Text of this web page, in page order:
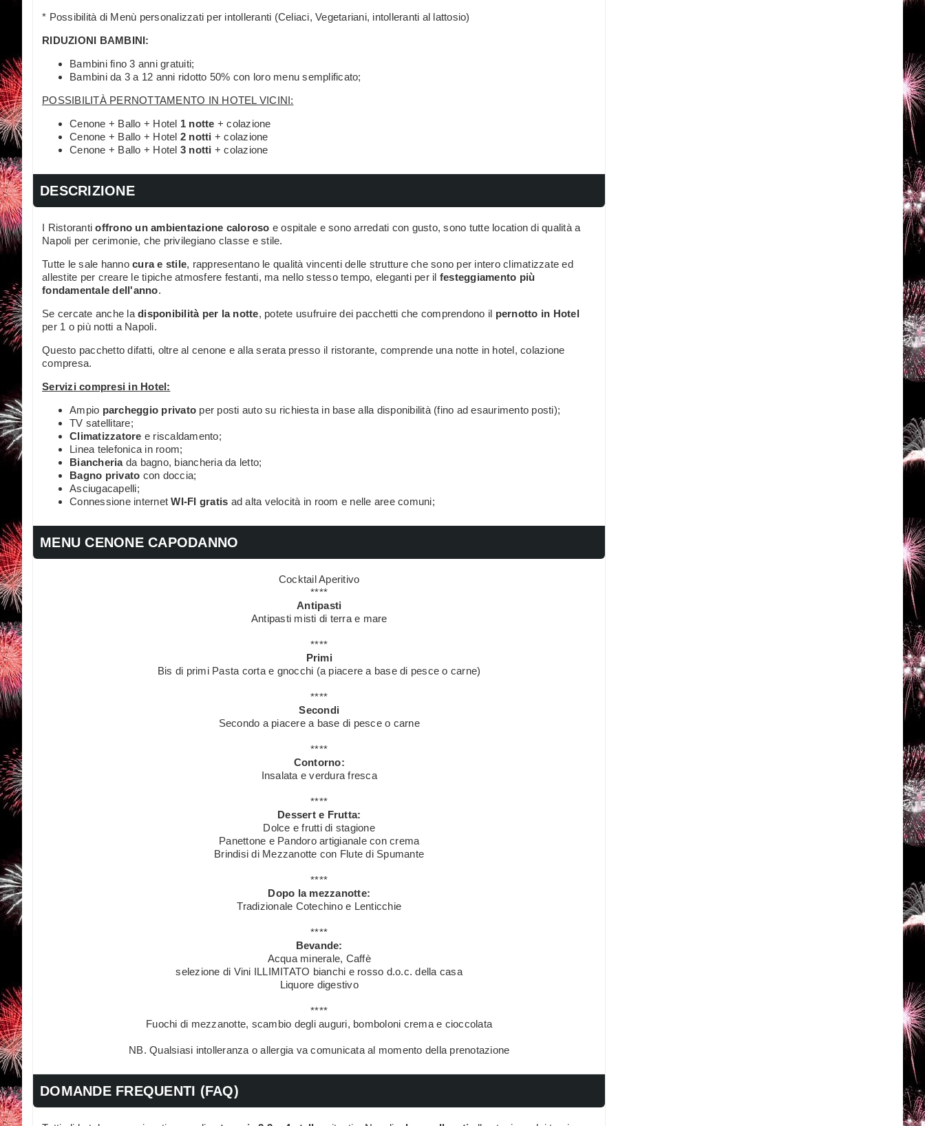
* Possibilità di Menù personalizzati per intolleranti (Celiaci, Vegetariani, intolleranti al lattosio)
RIDUZIONI BAMBINI:
Bambini fino 3 anni gratuiti;
Bambini da 3 a 12 anni ridotto 50% con loro menu semplificato;
POSSIBILITÀ PERNOTTAMENTO IN HOTEL VICINI:
Cenone + Ballo + Hotel 1 notte + colazione
Cenone + Ballo + Hotel 2 notti + colazione
Cenone + Ballo + Hotel 3 notti + colazione
DESCRIZIONE
I Ristorantioffrono un ambientazione caloroso e ospitale e sono arredati con gusto, sono tutte location di qualità a
Napoli per cerimonie, che privilegiano classe e stile.
Tutte le sale hanno cura e stile, rappresentano le qualità vincenti delle strutture che sono per intero climatizzate ed
allestite per creare le tipiche atmosfere festanti, ma nello stesso tempo, eleganti per il festeggiamento più
fondamentale dell'anno.
Se cercate anche la disponibilità per la notte, potete usufruire dei pacchetti che comprendono il pernotto in Hotel
per 1 o più notti a Napoli.
Questo pacchetto difatti, oltre al cenone e alla serata presso il ristorante, comprende una notte in hotel, colazione
compresa.
Servizi compresi in Hotel:
Ampio parcheggio privato per posti auto su richiesta in base alla disponibilità (fino ad esaurimento posti);
TV satellitare;
Climatizzatore e riscaldamento;
Linea telefonica in room;
Biancheriada bagno, biancheria da letto;
Bagno privato con doccia;
Asciugacapelli;
Connessione internetWI-FI gratis ad alta velocità in room e nelle aree comuni;
MENU CENONE CAPODANNO
Cocktail Aperitivo
****
Antipasti
Antipasti misti di terra e mare
****
Primi
Bis di primi Pasta corta e gnocchi (a piacere a base di pesce o carne)
****
Secondi
Secondo a piacere a base di pesce o carne
****
Contorno:
Insalata e verdura fresca
****
Dessert e Frutta:
Dolce e frutti di stagione
Panettone e Pandoro artigianale con crema
Brindisi di Mezzanotte con Flute di Spumante
****
Dopo la mezzanotte:
Tradizionale Cotechino e Lenticchie
****
Bevande:
Acqua minerale, Caffè
selezione di Vini ILLIMITATO bianchi e rosso d.o.c. della casa
Liquore digestivo
****
Fuochi di mezzanotte, scambio degli auguri, bomboloni crema e cioccolata
NB. Qualsiasi intolleranza o allergia va comunicata al momento della prenotazione
DOMANDE FREQUENTI (FAQ)